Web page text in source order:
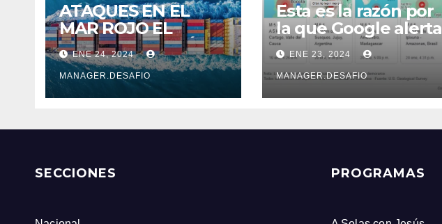
ATAQUES EN EL
MAR ROJO EL
COSTOSO DESVÍO
DE 6.500 KM
ENE 24, 2024
MANAGER.DESAFIO
Esta es la razón por
la que Google alerta
sobre un sismo
antes que el
Servicio Geológico
Colombiano
ENE 23, 2024
MANAGER.DESAFIO
SECCIONES PROGRAMAS